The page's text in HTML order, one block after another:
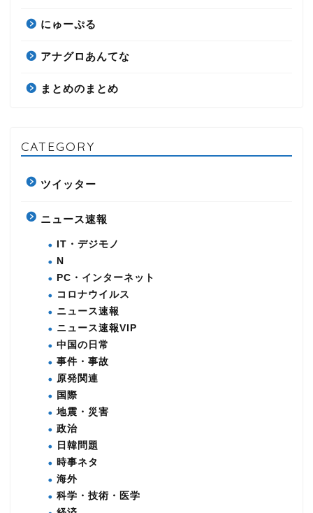
にゅーぷる
アナグロあんてな
まとめのまとめ
CATEGORY
ツイッター
ニュース速報
IT・デジモノ
N
PC・インターネット
コロナウイルス
ニュース速報
ニュース速報VIP
中国の日常
事件・事故
原発関連
国際
地震・災害
政治
日韓問題
時事ネタ
海外
科学・技術・医学